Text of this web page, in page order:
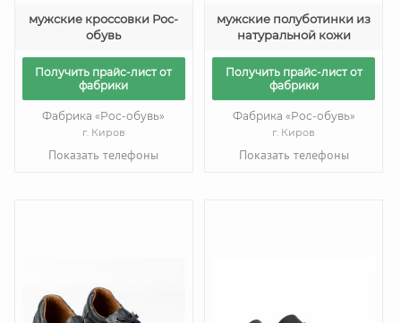
мужские кроссовки Рос-
обувь
Получить прайс-лист от
фабрики
Фабрика «Рос-обувь»
г. Киров
Показать телефоны
мужские полуботинки из
натуральной кожи
Получить прайс-лист от
фабрики
Фабрика «Рос-обувь»
г. Киров
Показать телефоны